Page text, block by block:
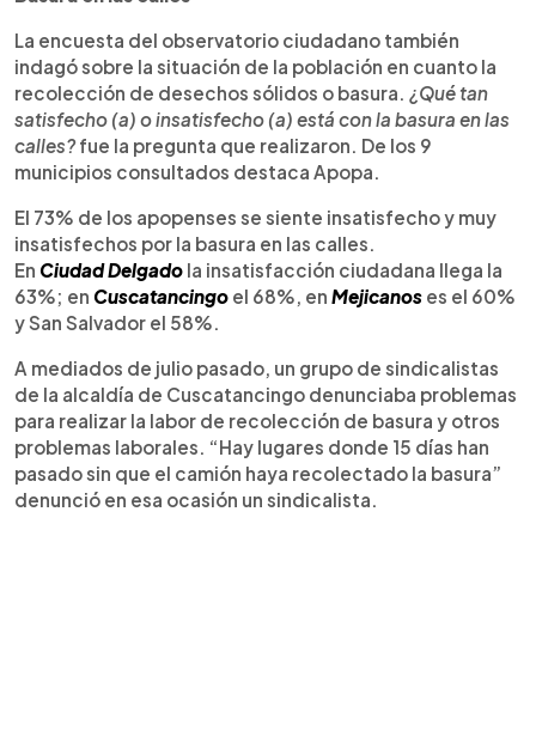
La encuesta del observatorio ciudadano también
indagó sobre la situación de la población en cuanto la
recolección de desechos sólidos o basura. ¿Qué tan
satisfecho (a) o insatisfecho (a) está con la basura en las
calles?fue la pregunta que realizaron. De los 9
municipios consultados destaca Apopa.
El 73% de los apopenses se siente insatisfecho y muy
insatisfechos por la basura en las calles.
En Ciudad Delgado la insatisfacción ciudadana llega la
63%; en Cuscatancingo el 68%, en Mejicanos es el 60%
y San Salvador el 58%.
A mediados de julio pasado, un grupo de sindicalistas
de la alcaldía de Cuscatancingo denunciaba problemas
para realizar la labor de recolección de basura y otros
problemas laborales. “Hay lugares donde 15 días han
pasado sin que el camión haya recolectado la basura”
denunció en esa ocasión un sindicalista.